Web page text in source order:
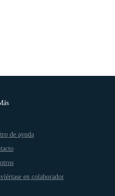
de ayuda
en colaborador